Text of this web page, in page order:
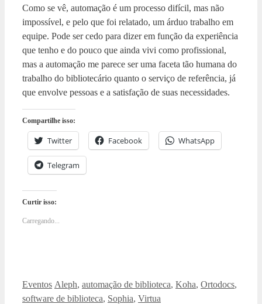
Como se vê, automação é um processo difícil, mas não
impossível, e pelo que foi relatado, um árduo trabalho em
equipe. Pode ser cedo para dizer em função da experiência
que tenho e do pouco que ainda vivi como profissional,
mas a automação me parece ser uma faceta tão humana do
trabalho do bibliotecário quanto o serviço de referência, já
que envolve pessoas e a satisfação de suas necessidades.
Compartilhe isso:
Twitter Facebook WhatsApp
Telegram
Curtir isso:
Carregando...
Categorias
Eventos Tags
Aleph, automação de biblioteca, Koha, Ortodocs,
software de biblioteca, Sophia, Virtua